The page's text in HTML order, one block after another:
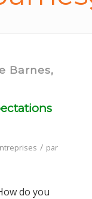
Barnes,
/ par
do you